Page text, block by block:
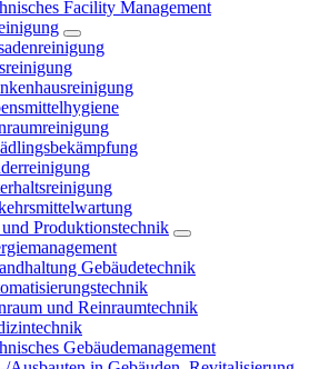
Facility Management
Produktionstechnik
Gebäudetechnik
und Reinraumtechnik
Gebäudemanagement